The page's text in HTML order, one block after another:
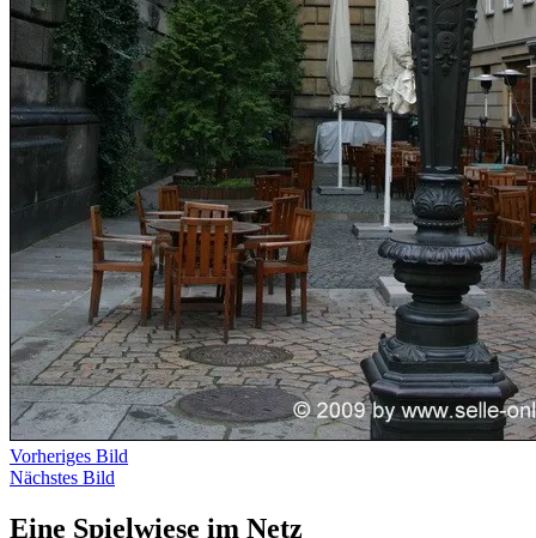
Vorheriges Bild
Nächstes Bild
Eine Spielwiese im Netz